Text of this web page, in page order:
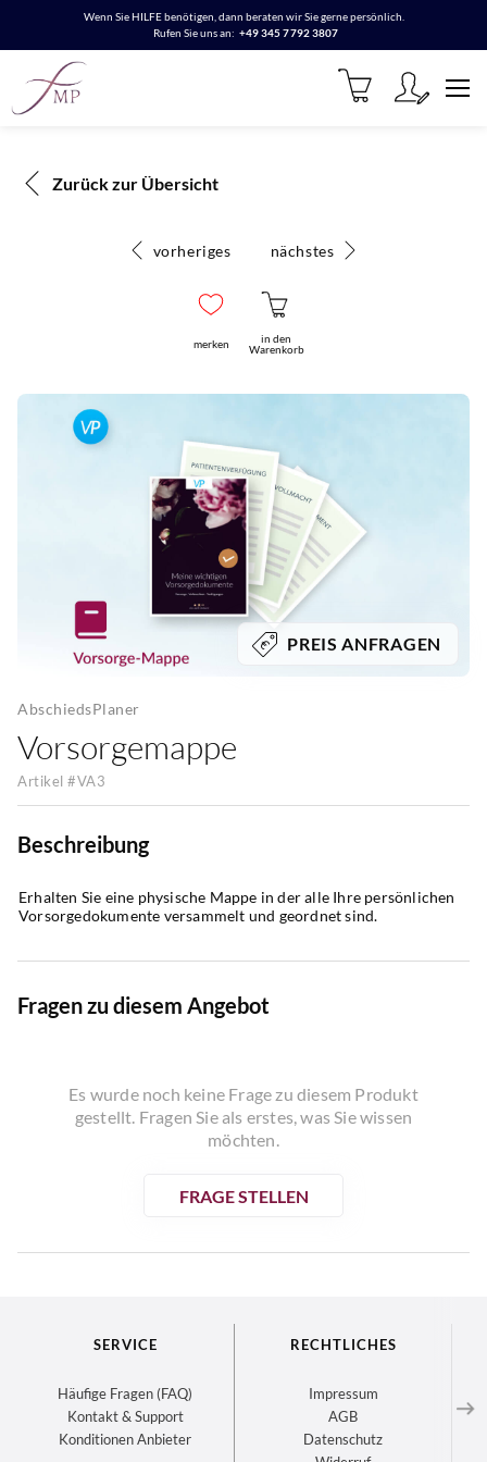
Wenn Sie HILFE benötigen, dann beraten wir Sie gerne persönlich.
Rufen Sie uns an: +49 345 7792 3807
Zurück zur Übersicht
vorheriges nächstes
merken
in den
Warenkorb
PREIS ANFRAGEN
AbschiedsPlaner
Vorsorgemappe
Artikel #VA3
Beschreibung
Erhalten Sie eine physische Mappe in der alle Ihre persönlichen
Vorsorgedokumente versammelt und geordnet sind.
Fragen zu diesem Angebot
Es wurde noch keine Frage zu diesem Produkt
gestellt. Fragen Sie als erstes, was Sie wissen
möchten.
FRAGE STELLEN
SERVICE
Häufige Fragen (FAQ)
Kontakt & Support
Konditionen Anbieter
RECHTLICHES
Impressum
AGB
Datenschutz